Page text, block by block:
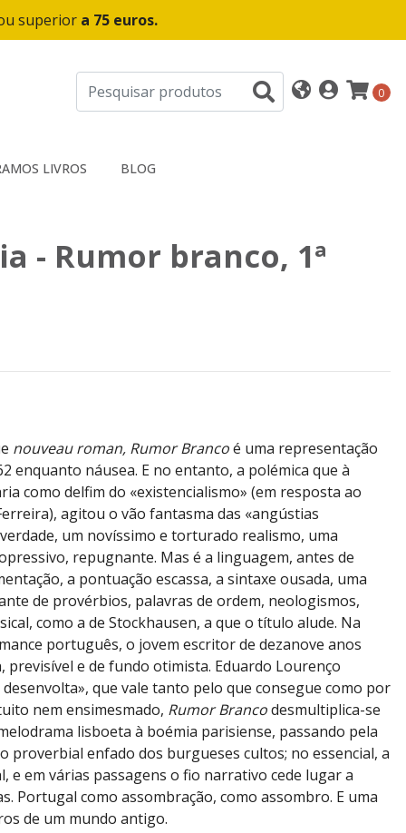
superior a 75 euros.
0
LIVROS BLOG
- Rumor branco, 1ª
nouveau roman, Rumor Brancoé uma representação
enquanto náusea. E no entanto, a polémica que à
como delfim do «existencialismo» (em resposta ao
agitou o vão fantasma das «angústias
um novíssimo e torturado realismo, uma
repugnante. Mas é a linguagem, antes de
a pontuação escassa, a sintaxe ousada, uma
de provérbios, palavras de ordem, neologismos,
como a de Stockhausen, a que o título alude. Na
português, o jovem escritor de dezanove anos
previsível e de fundo otimista. Eduardo Lourenço
que vale tanto pelo que consegue como por
nem ensimesmado, Rumor Brancodesmultiplica-se
lisboeta à boémia parisiense, passando pela
proverbial enfado dos burgueses cultos; no essencial, a
e em várias passagens o fio narrativo cede lugar a
Portugal como assombração, como assombro. E uma
de um mundo antigo.